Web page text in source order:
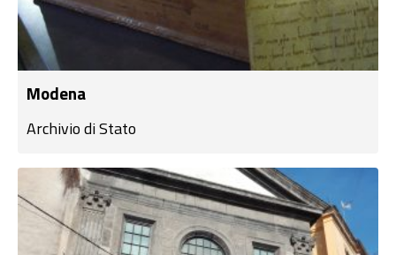
Modena
Archivio di Stato